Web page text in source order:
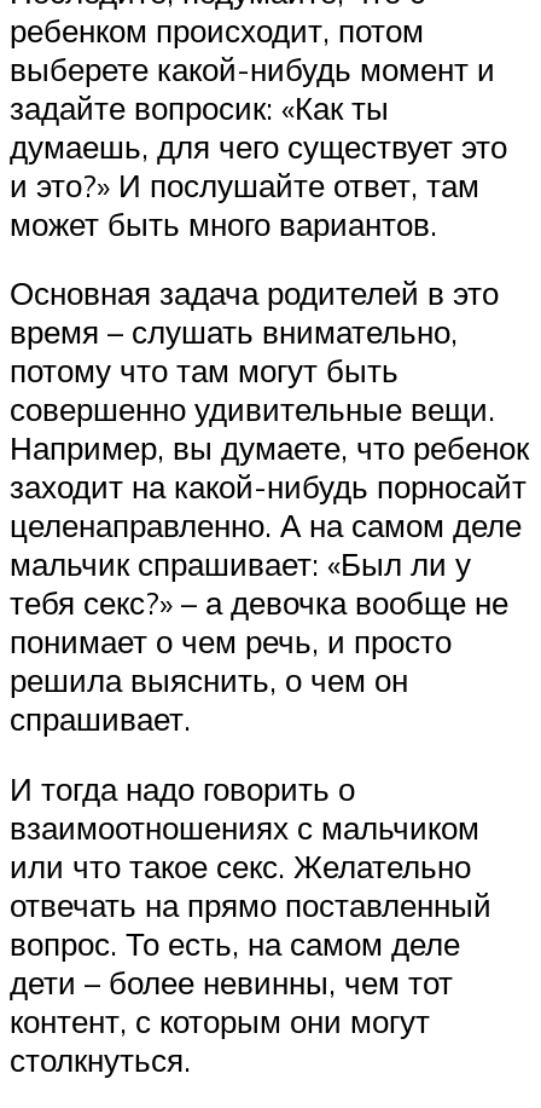
ребенком происходит, потом
выберете какой-нибудь момент и
задайте вопросик: «Как ты
думаешь, для чего существует это
и это?» И послушайте ответ, там
может быть много вариантов.
Основная задача родителей в это
время – слушать внимательно,
потому что там могут быть
совершенно удивительные вещи.
Например, вы думаете, что ребенок
заходит на какой-нибудь порносайт
целенаправленно. А на самом деле
мальчик спрашивает: «Был ли у
тебя секс?» – а девочка вообще не
понимает о чем речь, и просто
решила выяснить, о чем он
спрашивает.
И тогда надо говорить о
взаимоотношениях с мальчиком
или что такое секс. Желательно
отвечать на прямо поставленный
вопрос. То есть, на самом деле
дети – более невинны, чем тот
контент, с которым они могут
столкнуться.